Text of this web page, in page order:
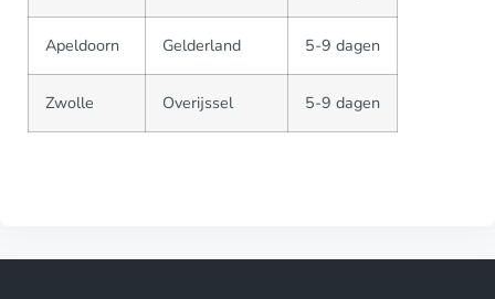
Apeldoorn Gelderland 5-9 dagen
Zwolle Overijssel 5-9 dagen